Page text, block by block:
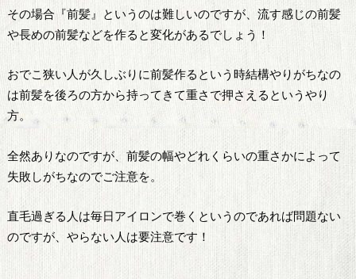
その場合『前髪』というのは難しいのですが、流す感じの前髪
や長めの前髪などを作ると変化があるでしょう！
おでこ狭い人が久しぶりに前髪作るという時結構やりがちなの
は前髪を後ろの方から持ってきて重さで押さえるというやり
方。
全然ありなのですが、前髪の幅やどれくらいの重さかによって
失敗しがちなのでご注意を。
直毛過ぎる人は毎日アイロンで巻くというのであれば問題ない
のですが、やらない人は要注意です！